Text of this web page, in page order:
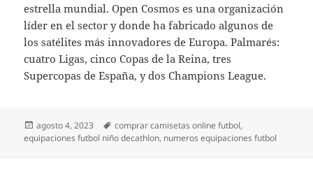
estrella mundial. Open Cosmos es una organización
líder en el sector y donde ha fabricado algunos de
los satélites más innovadores de Europa. Palmarés:
cuatro Ligas, cinco Copas de la Reina, tres
Supercopas de España, y dos Champions League.
Publicado
el
agosto 4, 2023 Etiquetas
comprar camisetas online futbol,
equipaciones futbol niño decathlon, numeros equipaciones futbol